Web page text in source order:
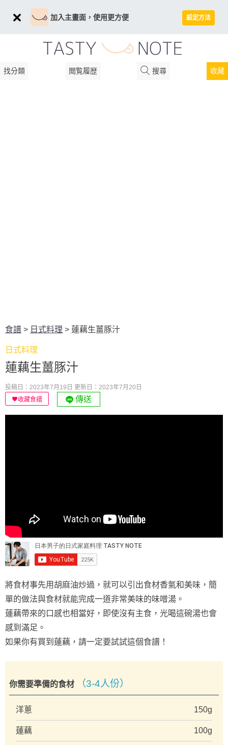
加入主畫面，使用更方便 設定方法
找分類 閲覧履歴 搜尋 收藏
食譜 > 日式料理 > 蓮藕生薑豚汁
日式料理
蓮藕生薑豚汁
投稿日：2023年7月19日 更新日：2023年7月20日
收藏食譜
傳送
將食材事先用胡麻油炒過，就可以引出食材香氣和美味，簡
單的做法與食材就能完成一道非常美味的味噌湯。
蓮藕帶來的口感也相當好，即使沒有主食，光喝這碗湯也會
感到滿足。
如果你有買到蓮藕，請一定要試試這個食譜！
你需要準備的食材 （3-4人份）
洋蔥 150g
蓮藕 100g